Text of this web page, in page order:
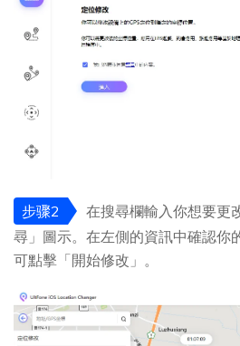
步骤2
在搜尋欄輸入你想要更
尋」圖示。在左側的資訊中確認你
可點擊「開始修改」。